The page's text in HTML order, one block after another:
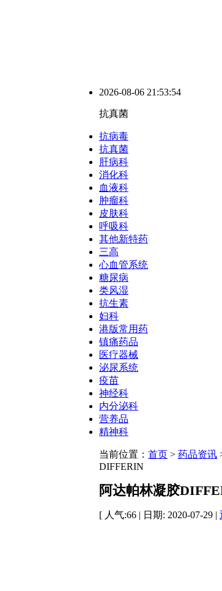
2026-08-06 21:53:55
抗真菌
抗病毒
抗真菌
肝病科
消化科
血液科
肿瘤科
皮肤科
呼吸科
其他新特药
三高
心血管系统
糖尿病
类风湿
抗生素
妇科
港版常用药
镇痛药品
医疗器械
泌尿系统
疫苗
神经科
内分泌科
营养品
精神科
当前位置： 首页 > 药品资讯
DIFFERIN
阿达帕林凝胶
[ 人气:66 | 日期: 2020-07-29 |